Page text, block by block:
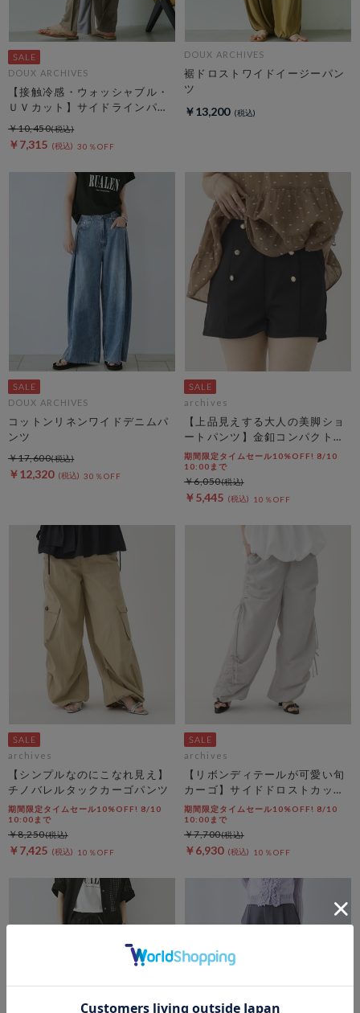
DOUX ARCHIVES
【接触冷感・ウォッシャブル・
ＵＶカット】サイドラインパン
ツ
￥7,315 30％OFF
￥10,450
DOUX ARCHIVES
裾ドロストワイドイージーパン
ツ
￥13,200
DOUX ARCHIVES
コットンリネンワイドデニムパ
ンツ
￥12,320 30％OFF
￥17,600
archives
【上品見えする大人の美脚ショ
ートパンツ】金釦コンパクトシ
ョートパンツ
期間限定タイムセール10%OFF! 8/10
10:00まで
￥5,445 10％OFF
￥6,050
archives
【シンプルなのにこなれ見え】
チノバレルタックカーゴパンツ
期間限定タイムセール10%OFF! 8/10
10:00まで
￥7,425 10％OFF
￥8,250
archives
【リボンディテールが可愛い旬
カーゴ】サイドドロストカット
リボンカーゴＰＴ
期間限定タイムセール10%OFF! 8/10
10:00まで
￥6,930 10％OFF
￥7,700